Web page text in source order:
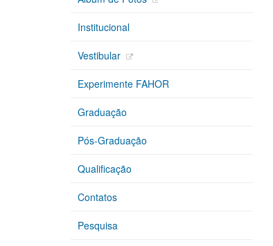
Institucional
Vestibular
Experimente FAHOR
Graduação
Pós-Graduação
Qualificação
Contatos
Pesquisa